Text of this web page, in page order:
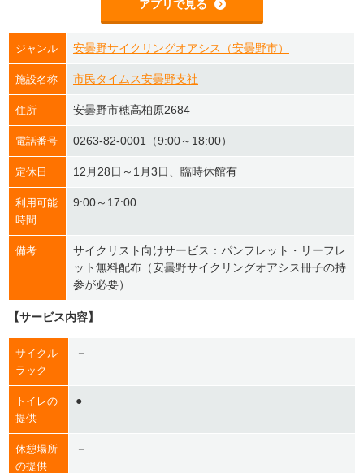
アプリで見る
ジャンル 安曇野サイクリングオアシス（安曇野市）
施設名称 市民タイムス安曇野支社
住所 安曇野市穂高柏原2684
電話番号 0263-82-0001（9:00～18:00）
定休日 12月28日～1月3日、臨時休館有
利用可能
時間
9:00～17:00
備考
サイクリスト向けサービス：パンフレット・リーフレ
ット無料配布（安曇野サイクリングオアシス冊子の持
参が必要）
【サービス内容】
サイクル
ラック
－
トイレの
提供
●
休憩場所
の提供
－